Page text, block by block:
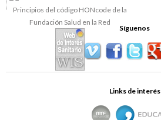
Síguenos
Links de interés